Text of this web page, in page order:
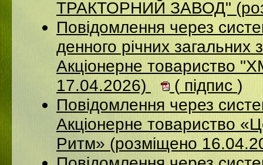
ТРАКТОРНИЙ ЗАВОД"
Повідомлення через
денного річних загальних
Акціонерне
17.04.2026)
( підпис )
Повідомлення через
Акціонерне товариство
Ритм» (розміщено